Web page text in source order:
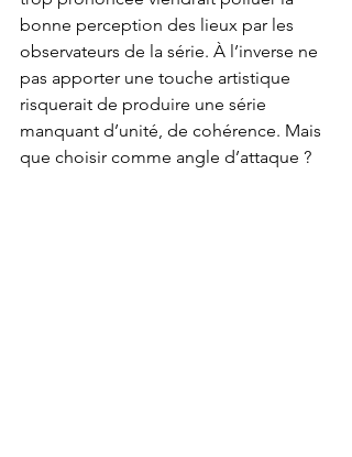
bonne perception des lieux par les
observateurs de la série. À l’inverse ne
pas apporter une touche artistique
risquerait de produire une série
manquant d’unité, de cohérence. Mais
que choisir comme angle d’attaque ?